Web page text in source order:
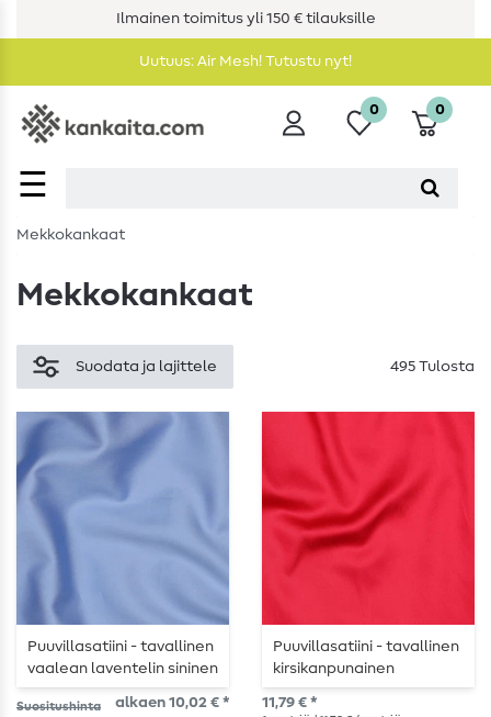
Ilmainen toimitus yli 150 € tilauksille
Uutuus: Air Mesh! Tutustu nyt!
☰
0 0
Mekkokankaat
Mekkokankaat
Suodata ja lajittele 495 Tulosta
Puuvillasatiini - tavallinen
vaalean laventelin sininen
Suositushinta
alkaen 10,02 € *
Puuvillasatiini - tavallinen
kirsikanpunainen
11,79 € *